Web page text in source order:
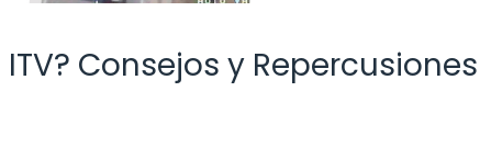
Consejos y Repercusiones